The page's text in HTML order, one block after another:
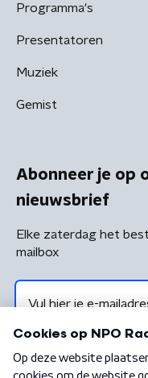
Programma's
Presentatoren
Muziek
Gemist
Abonneer je op
nieuwsbrief
Elke zaterdag het
mailbox